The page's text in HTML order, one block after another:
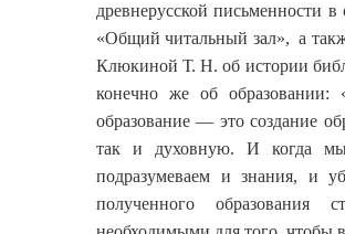
древнерусской письменности в
«Общий читальный зал», а
Клюкиной Т. Н. об истории
конечно же об образовании:
образование — это создание
так и духовную. И когда мы
подразумеваем и знания, и
полученного образования